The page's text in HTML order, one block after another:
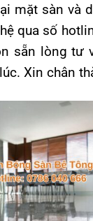
mặt sàn và
qua số
sẵn lòng tư
Xin chân